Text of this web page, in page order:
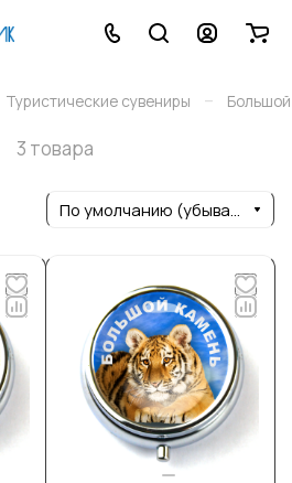
Туристические сувениры –
3 товара
По умолчанию (убывание)